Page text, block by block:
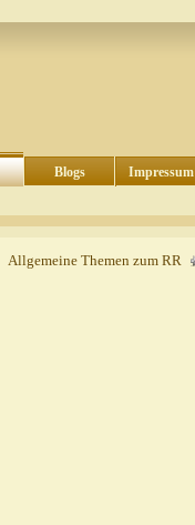
Blogs Impressum
Allgemeine Themen zum RR